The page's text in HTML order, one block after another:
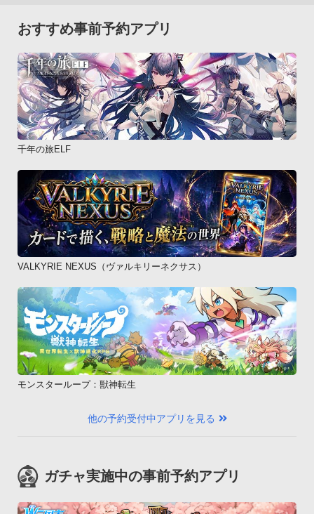
おすすめ事前予約アプリ
千年の旅ELF
VALKYRIE NEXUS（ヴァルキリーネクサス）
モンスターループ：獣神転生
他の予約受付中アプリを見る
ガチャ実施中の事前予約アプリ